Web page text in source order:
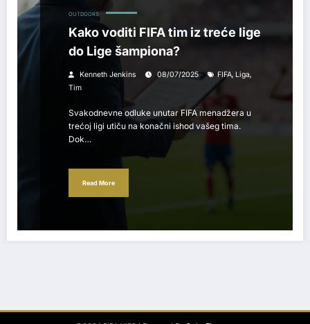
OUTDOORS
Kako voditi FIFA tim iz treće lige
do Lige šampiona?
Kenneth Jenkins 08/07/2025 FIFA, Liga,
Tim
Svakodnevne odluke unutar FIFA menadžera u
trećoj ligi utiču na konačni ishod vašeg tima.
Dok…
Read More